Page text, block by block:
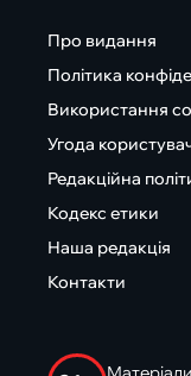
Про видання
Політика
Використання
Угода
Редакційна
Кодекс етики
Наша редакція
Контакти